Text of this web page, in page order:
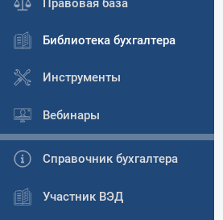
Правовая база
Библиотека бухгалтера
Инструменты
Вебинары
Справочник бухгалтера
Участник ВЭД